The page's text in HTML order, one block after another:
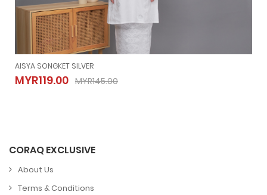
AISYA SONGKET SILVER
MYR119.00 MYR145.00
AISYA SONGKET SILVER
MYR119.00 MYR145.00
CORAQ EXCLUSIVE
About Us
Terms & Conditions